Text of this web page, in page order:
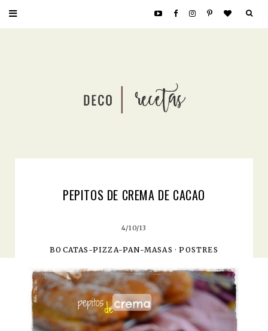
PEPITOS DE CREMA DE CACAO
4/10/13
BOCATAS-PIZZA-PAN-MASAS ·POSTRES